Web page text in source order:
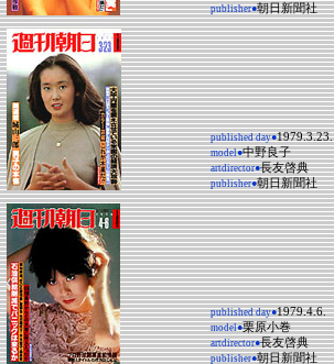
publisher●朝日新聞社
published day●1979.3.23.
model●中野良子
artdirector●長友啓典
publisher●朝日新聞社
published day●1979.4.6.
model●栗原小巻
artdirector●長友啓典
publisher●朝日新聞社